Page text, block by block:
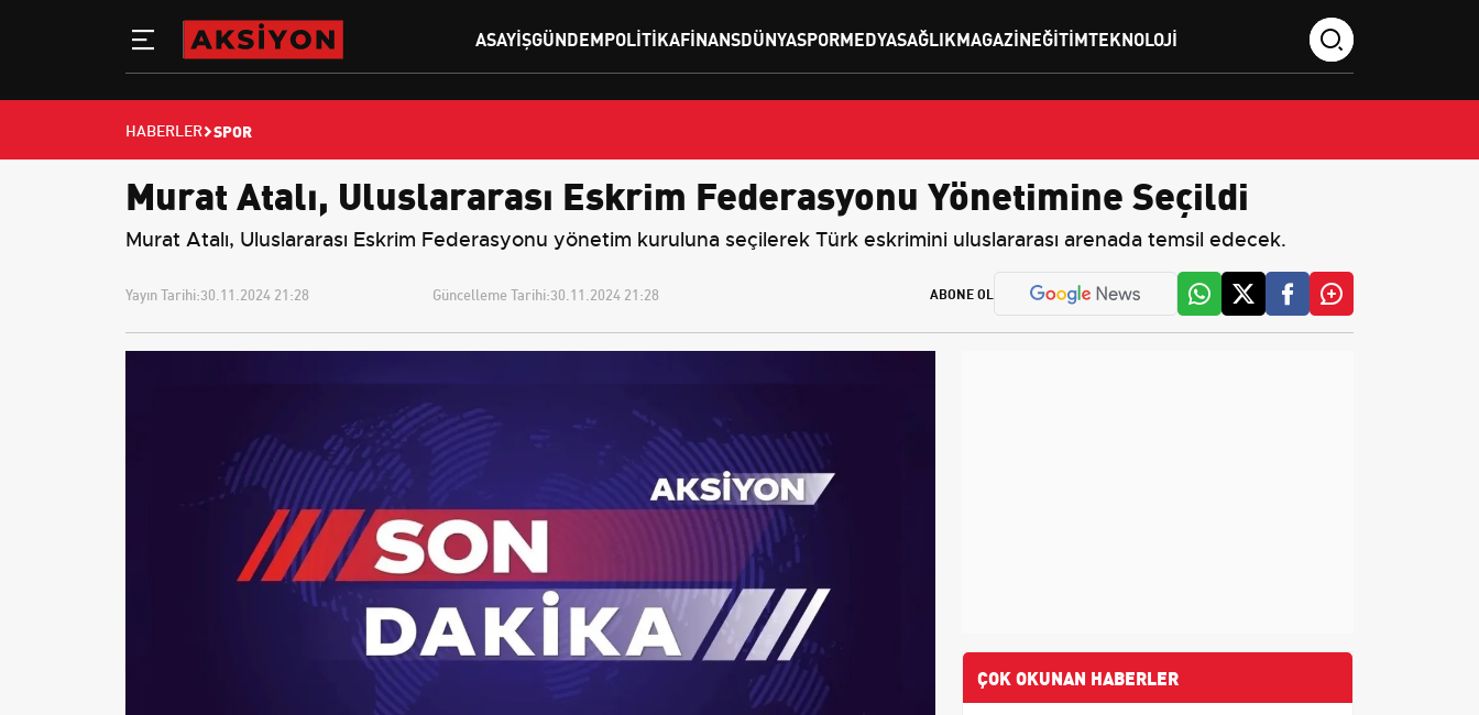
ASAYIŞGÜNDEMPOLITIKAFINANSDÜNYASPORMEDYASAĞLIKMAGAZINEĞITIMTEKNOLOJI
HABERLER SPOR
Murat Atalı, Uluslararası Eskrim Federasyonu Yönetimine Seçildi
Murat Atalı, Uluslararası Eskrim Federasyonu yönetim kuruluna seçilerek Türk eskrimini uluslararası arenada temsil edecek.
Yayın Tarihi:30.11.2024 21:28 Güncelleme Tarihi:30.11.2024 21:28 ABONE OL
ÇOK OKUNAN HABERLER